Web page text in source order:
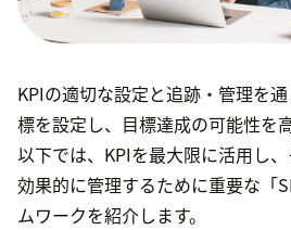
KPIの適切な設定と追跡・管理を
標を設定し、目標達成の可能性を
以下では、KPIを最大限に活用し
効果的に管理するために重要な「
ムワークを紹介します。